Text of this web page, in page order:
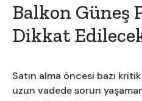
Balkon Güneş
Dikkat
Satın alma öncesi bazı
uzun vadede sorun